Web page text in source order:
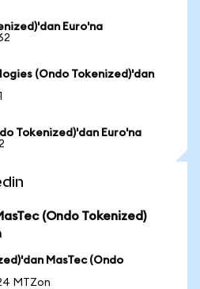
Euro'na
(Ondo Tokenized)'dan
Tokenized)'dan Euro'na
(Ondo Tokenized)
MasTec (Ondo
MTZon